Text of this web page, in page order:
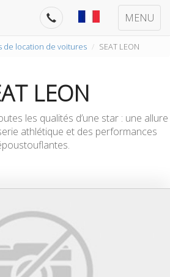
MENU
de location de voitures SEAT LEON
LEON
les qualités d’une star : une allure
athlétique et des performances